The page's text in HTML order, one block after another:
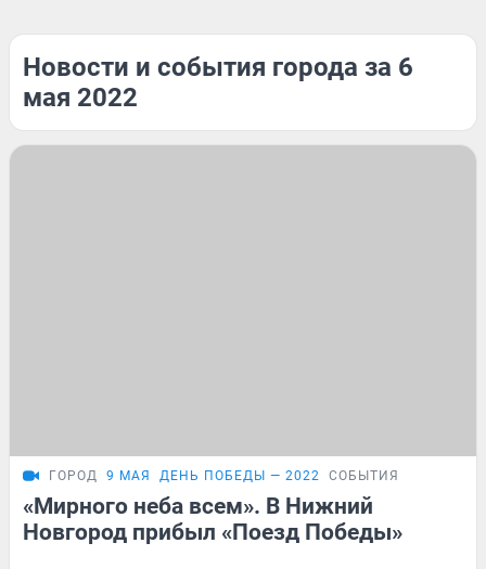
Новости и события города за 6
мая 2022
ГОРОД 9 МАЯ ДЕНЬ ПОБЕДЫ — 2022 СОБЫТИЯ
«Мирного неба всем». В Нижний
Новгород прибыл «Поезд Победы»